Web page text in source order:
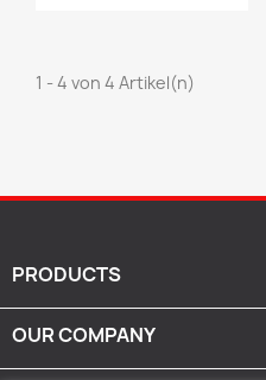
1 - 4 von 4 Artikel(n)
PRODUCTS
OUR COMPANY